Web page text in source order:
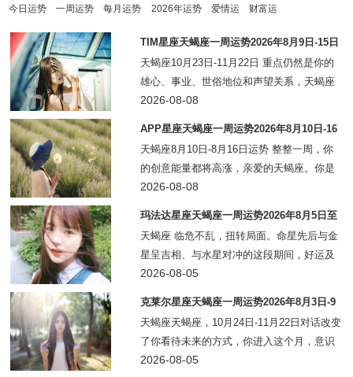
今日运势 一周运势 每月运势 2026年运势 爱情运 财富运
TIM星座天蝎座一周运势2026年8月9日-15日
天蝎座10月23日-11月22日 重点仍然是你的
雄心、事业、世俗地位和声望关系，天蝎座
——一般来说还会再持续两周，但从幸运和
2026-08-08
APP星座天蝎座一周运势2026年8月10日-16
日
天蝎座8月10日-8月16日运势 整整一周，你
的创意能量都将高涨，亲爱的天蝎座。你是
一个天生富有想象力的人，但在最近几周或
2026-08-08
玛法达星座天蝎座一周运势2026年8月5日至
11日
天蝎座 临危不乱，扭转局面。命星先后与金
星呈吉相、与水星对冲的这段期间，好运及
时在危急时刻出现，可说如释重负、有惊无
2026-08-05
克莱尔星座天蝎座一周运势2026年8月3日-9
日
天蝎座天蝎座，10月24日-11月22日对话改变
了你看待未来的方式，你进入这个月，意识
到你现在必须挺身而出，承认自己想要和需
2026-08-05